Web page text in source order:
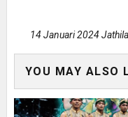
14 Januari 2024
YOU MAY ALSO